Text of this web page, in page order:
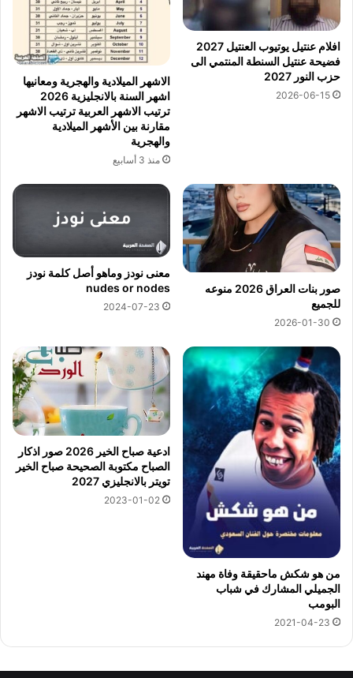
افلام عنتيل يوتيوب العنتيل 2027
فضيحة عنتيل السنطة المنتمي الى
حزب النور 2027
2026-06-15
الاشهر الميلادية والهجرية ومعانيها
اشهر السنة بالانجليزية 2026
ترتيب الاشهر العربية ترتيب الاشهر
مقارنة بين الأشهر الميلادية
والهجرية
منذ 3 أسابيع
صور بنات العراق 2026 منوعه
للجميع
2026-01-30
معنى نودز وماهو أصل كلمة نودز
nudes or nodes
2024-07-23
من هو شكش ماحقيقة وفاة مهند
الجميلي المشارك في شباب
البومب
2021-04-23
ادعية صباح الخير 2026 صور اذكار
الصباح مكتوبة الصحيحة صباح الخير
تويتر بالانجليزي 2027
2023-01-02